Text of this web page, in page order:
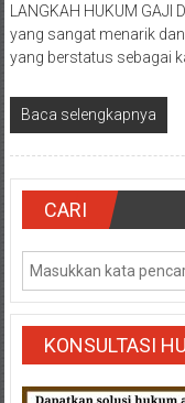
Hukum
Pajak/
Mediator/
Mediasi/
Yogyakarta/Bantul/
Kidul/Wonosari/
Yogyakarta/Jogja/
kalten/Solo/
Purwakarta,
Sukoharjo/
Semarang/
Batang/Brebes/
Purworejo,
Kebumen/
Batu/
LANGKAH HUKUM
yang sangat menarik
yang berstatus sebagai
Baca selengkapnya
CARI
KONSULTASI